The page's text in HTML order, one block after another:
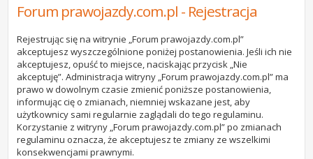
Forum prawojazdy.com.pl - Rejestracja
Rejestrując się na witrynie „Forum prawojazdy.com.pl”
akceptujesz wyszczególnione poniżej postanowienia. Jeśli ich nie
akceptujesz, opuść to miejsce, naciskając przycisk „Nie
akceptuję”. Administracja witryny „Forum prawojazdy.com.pl” ma
prawo w dowolnym czasie zmienić poniższe postanowienia,
informując cię o zmianach, niemniej wskazane jest, aby
użytkownicy sami regularnie zaglądali do tego regulaminu.
Korzystanie z witryny „Forum prawojazdy.com.pl” po zmianach
regulaminu oznacza, że akceptujesz te zmiany ze wszelkimi
konsekwencjami prawnymi.